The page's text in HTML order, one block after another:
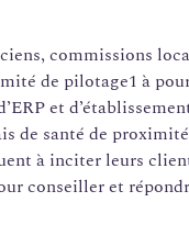
commissions
de pilotage1 à
et
de santé de
à inciter leurs
conseiller et